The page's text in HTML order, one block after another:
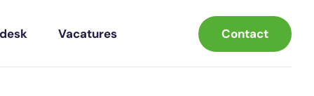
Vacatures Contact